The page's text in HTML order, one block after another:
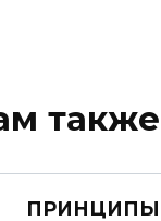
ПРИНЦИПЫ